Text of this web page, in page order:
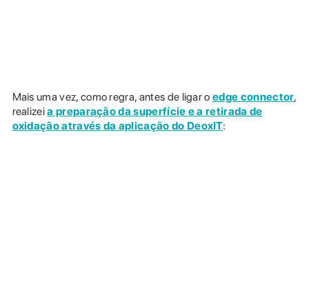
Mais uma vez, como regra, antes de ligar oedge connector,
realizeia preparação da superfície e a retirada de
oxidação através da aplicação do DeoxIT: